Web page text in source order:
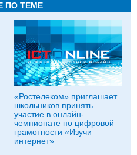
ПО ТЕМЕ
«Ростелеком» приглашает
школьников принять
участие в онлайн-
чемпионате по цифровой
грамотности «Изучи
интернет»